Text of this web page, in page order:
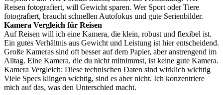
Reisen fotografiert, will Gewicht sparen. Wer Sport oder Tiere
fotografiert, braucht schnellen Autofokus und gute Serienbilder.
Kamera Vergleich für Reisen
Auf Reisen will ich eine Kamera, die klein, robust und flexibel ist.
Ein gutes Verhältnis aus Gewicht und Leistung ist hier entscheidend.
Große Kameras sind oft besser auf dem Papier, aber anstrengend im
Alltag. Eine Kamera, die du nicht mitnimmst, ist keine gute Kamera.
Kamera Vergleich: Diese technischen Daten sind wirklich wichtig
Viele Specs klingen wichtig, sind es aber nicht. Ich konzentriere
mich auf das, was den Unterschied macht.